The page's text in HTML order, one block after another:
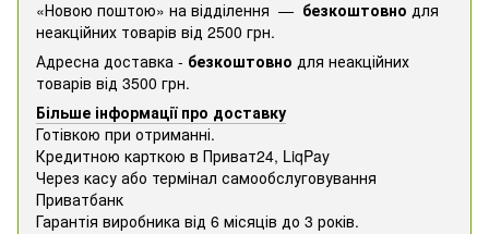
«Новою поштою» на відділення — безкоштовно для
неакційних товарів від 2500 грн.
Адресна доставка - безкоштовно для неакційних
товарів від 3500 грн.
Більше інформації про доставку
Готівкою при отриманні.
Кредитною карткою в Приват24, ​​LiqPay
Через касу або термінал самообслуговування
Приватбанк
Гарантія виробника від 6 місяців до 3 років.